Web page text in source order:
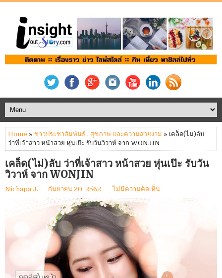
Home » ข่าวประชาสัมพันธ์ , สุขภาพ และความสวยงาม » เคล็ด(ไม่)ลับ
ว่าที่เจ้าสาว หน้าสวย หุ่นเป๊ะ รับวันวิวาห์ จาก WONJIN
เคล็ด(ไม่)ลับ ว่าที่เจ้าสาว หน้าสวย หุ่นเป๊ะ รับวัน
วิวาห์ จาก WONJIN
Nichapa J. กันยายน 20, 2562 ไม่มีความคิดเห็น